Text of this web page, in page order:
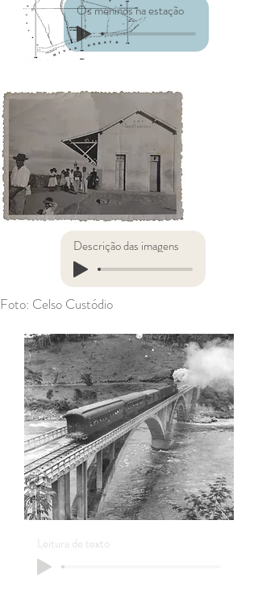
Os meninos na estação
Descrição das imagens
Foto: Celso Custódio
Leitura de texto
Título 1